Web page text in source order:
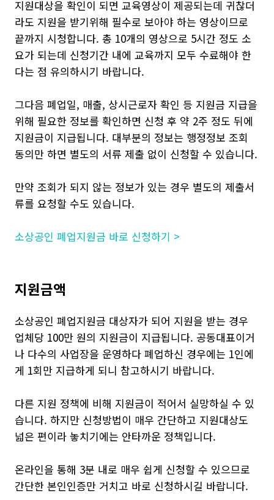
지원대상을 확인이 되면 교육영상이 제공되는데 귀찮더
라도 지원을 받기위해 필수로 보아야 하는 영상이므로
끝까지 시청합니다. 총 10개의 영상으로 5시간 정도 소
요가 되는데 신청기간 내에 교육까지 모두 수료해야 한
다는 점 유의하시기 바랍니다.
그다음 폐업일, 매출, 상시근로자 확인 등 지원금 지급을
위해 필요한 정보를 확인하면 신청 후 약 2주 정도 뒤에
지원금이 지급됩니다. 대부분의 정보는 행정정보 조회
동의만 하면 별도의 서류 제출 없이 신청할 수 있습니다.
만약 조회가 되지 않는 정보가 있는 경우 별도의 제출서
류를 요청할 수도 있습니다.
소상공인 폐업지원금 바로 신청하기 >
지원금액
소상공인 폐업지원금 대상자가 되어 지원을 받는 경우
업체당 100만 원의 지원금이 지급됩니다. 공동대표이거
나 다수의 사업장을 운영하다 폐업하신 경우에는 1인에
게 1회만 지급하게 되니 참고하시기 바랍니다.
다른 지원 정책에 비해 지원금이 적어서 실망하실 수 있
습니다. 하지만 신청방법이 매우 간단하고 지원대상도
넓은 편이라 놓치기에는 안타까운 정책입니다.
온라인을 통해 3분 내로 매우 쉽게 신청할 수 있으므로
간단한 본인인증만 거치고 바로 신청하시길 바랍니다.